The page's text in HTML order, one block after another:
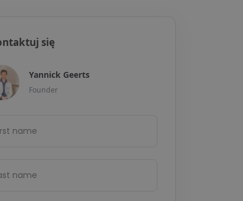
się
Yannick Geerts
Founder